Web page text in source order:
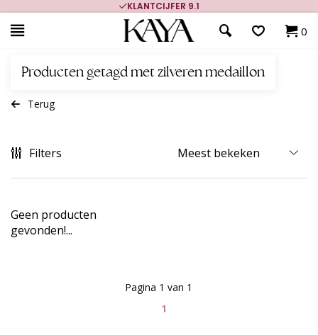
KLANTCIJFER 9.1
0
Producten getagd met zilveren medaillon
Terug
Filters
Geen producten
gevonden!...
1
Pagina 1 van 1